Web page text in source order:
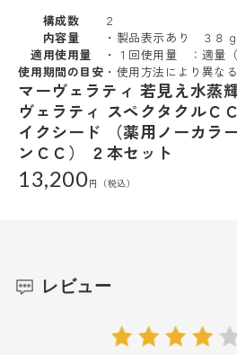
マーヴェラティ 若見え水蒸
ヴェラティ スペクタクルＣ
イクシード （薬用ノーカ
ンＣＣ） ２本セット
13,200
構成数
２
内容量
・製品表示あり ３８ｇ
適用使用量
・１回使用量 ：適量（
使用期間の目安 ・使用方法により異なる
レビュー